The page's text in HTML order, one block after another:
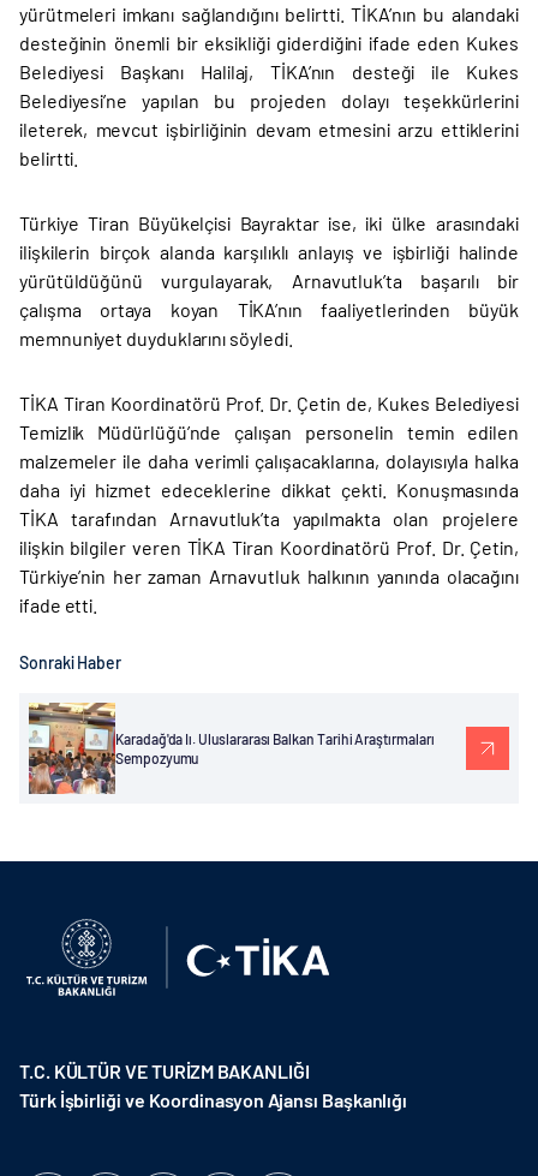
yürütmeleri imkanı sağlandığını belirtti. TİKA’nın bu alandaki
desteğinin önemli bir eksikliği giderdiğini ifade eden Kukes
Belediyesi Başkanı Halilaj, TİKA’nın desteği ile Kukes
Belediyesi’ne yapılan bu projeden dolayı teşekkürlerini
ileterek, mevcut işbirliğinin devam etmesini arzu ettiklerini
belirtti.
Türkiye Tiran Büyükelçisi Bayraktar ise, iki ülke arasındaki
ilişkilerin birçok alanda karşılıklı anlayış ve işbirliği halinde
yürütüldüğünü vurgulayarak, Arnavutluk’ta başarılı bir
çalışma ortaya koyan TİKA’nın faaliyetlerinden büyük
memnuniyet duyduklarını söyledi.
TİKA Tiran Koordinatörü Prof. Dr. Çetin de, Kukes Belediyesi
Temizlik Müdürlüğü’nde çalışan personelin temin edilen
malzemeler ile daha verimli çalışacaklarına, dolayısıyla halka
daha iyi hizmet edeceklerine dikkat çekti. Konuşmasında
TİKA tarafından Arnavutluk’ta yapılmakta olan projelere
ilişkin bilgiler veren TİKA Tiran Koordinatörü Prof. Dr. Çetin,
Türkiye’nin her zaman Arnavutluk halkının yanında olacağını
ifade etti.
Sonraki Haber
Karadağ'da Iı. Uluslararası Balkan Tarihi Araştırmaları
Sempozyumu
T.C. KÜLTÜR VE TURİZM BAKANLIĞI
Türk İşbirliği ve Koordinasyon Ajansı Başkanlığı